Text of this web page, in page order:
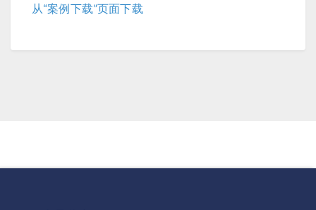
从“案例下载”页面下载